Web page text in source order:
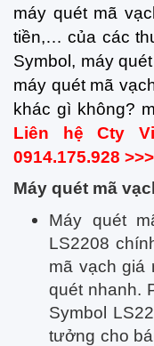
máy quét mã
tiền,… của các
Symbol, máy
máy quét mã
khác gì không?
Liên hệ Cty
0914.175.928
Máy quét mã
Máy quét
LS2208
mã vạch giá
quét nhanh.
Symbol
tưởng cho